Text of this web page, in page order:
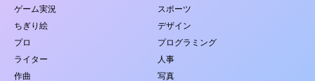
ゲーム実況
スポーツ
ちぎり絵
デザイン
プロ
プログラミング
ライター
人事
作曲
写真